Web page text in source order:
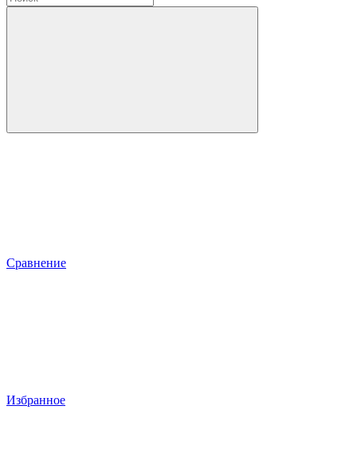
Сравнение
Избранное